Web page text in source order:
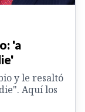
'a
y le resaltó
Aquí los